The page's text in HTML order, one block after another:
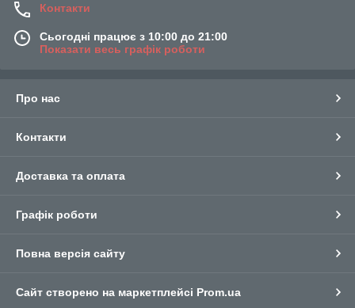
Контакти
Сьогодні працює з 10:00 до 21:00
Показати весь графік роботи
Про нас
Контакти
Доставка та оплата
Графік роботи
Повна версія сайту
Сайт створено на маркетплейсі Prom.ua